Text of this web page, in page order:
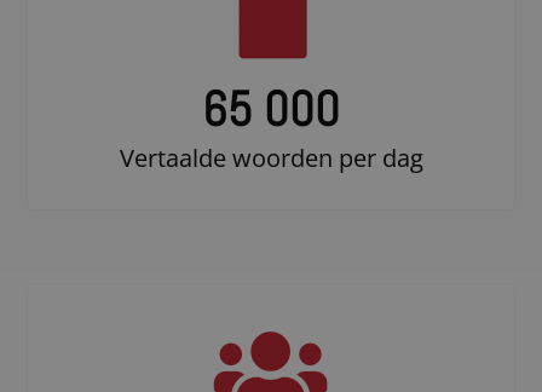
65 000
Vertaalde woorden per dag